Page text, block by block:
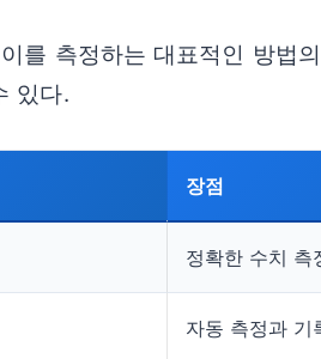
를 측정하는 대표적인 방법
있다.
장점
정확한 수치 측
자동 측정과 기